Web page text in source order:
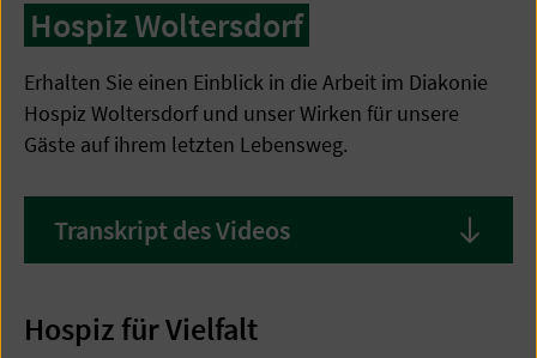
Hospiz Woltersdorf
Erhalten Sie einen Einblick in die Arbeit im Diakonie
Hospiz Woltersdorf und unser Wirken für unsere
Gäste auf ihrem letzten Lebensweg.
Transkript des Videos
Hospiz für Vielfalt